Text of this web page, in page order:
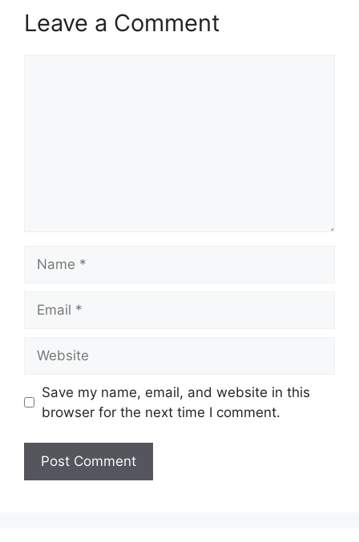
Leave a Comment
Save my name, email, and website in this
browser for the next time I comment.